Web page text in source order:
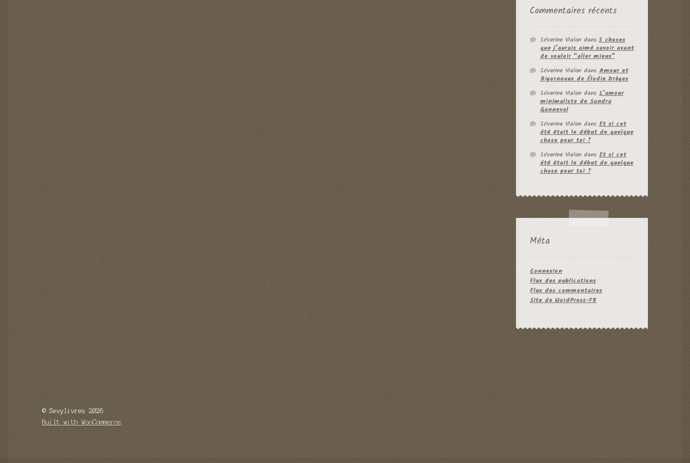
Commentaires récents
Séverine Vialondans5 choses
que j’aurais aimé savoir avant
de vouloir “aller mieux”
Séverine VialondansAmour et
Bigorneaux de Élodie Drèges
Séverine VialondansL’amour
minimaliste de Sandra
Ganneval
Séverine VialondansEt si cet
été était le début de quelque
chose pour toi ?
Séverine VialondansEt si cet
été était le début de quelque
chose pour toi ?
Méta
Connexion
Flux des publications
Flux des commentaires
Site de WordPress-FR
© Sevylivres 2026
Built with WooCommerce